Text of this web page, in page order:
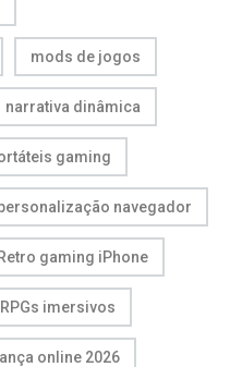
mods de jogos
narrativa dinâmica
gaming
navegador
Retro gaming iPhone
RPGs imersivos
online 2026